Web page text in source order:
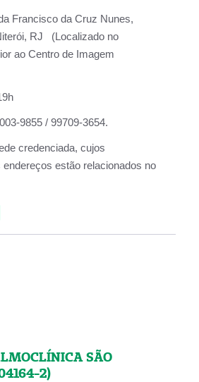
Francisco da Cruz Nunes,
RJ (Localizado no
ao Centro de Imagem
9855 / 99709-3654.
credenciada, cujos
endereços estão relacionados no
SÃO
2)